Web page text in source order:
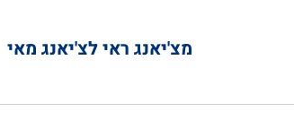
מצ'יאנג ראי לצ'יאנג מאי